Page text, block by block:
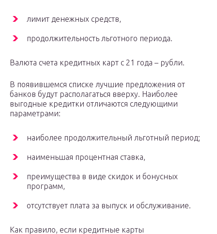
лимит денежных средств,
продолжительность льготного периода.
Валюта счета кредитных карт с 21 года – рубли.
В появившемся списке лучшие предложения от
банков будут располагаться вверху. Наиболее
выгодные кредитки отличаются следующими
параметрами:
наиболее продолжительный льготный период;
наименьшая процентная ставка,
преимущества в виде скидок и бонусных
программ,
отсутствует плата за выпуск и обслуживание.
Как правило, если кредитные карты